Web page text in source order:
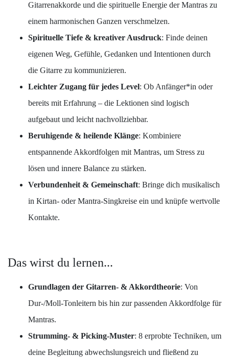
Gitarrenakkorde und die spirituelle Energie der Mantras zu
einem harmonischen Ganzen verschmelzen.
Spirituelle Tiefe & kreativer Ausdruck: Finde deinen
eigenen Weg, Gefühle, Gedanken und Intentionen durch
die Gitarre zu kommunizieren.
Leichter Zugang für jedes Level: Ob Anfänger*in oder
bereits mit Erfahrung – die Lektionen sind logisch
aufgebaut und leicht nachvollziehbar.
Beruhigende & heilende Klänge: Kombiniere
entspannende Akkordfolgen mit Mantras, um Stress zu
lösen und innere Balance zu stärken.
Verbundenheit & Gemeinschaft: Bringe dich musikalisch
in Kirtan- oder Mantra-Singkreise ein und knüpfe wertvolle
Kontakte.
Das wirst du lernen...
Grundlagen der Gitarren- & Akkordtheorie: Von
Dur-/Moll-Tonleitern bis hin zur passenden Akkordfolge für
Mantras.
Strumming- & Picking-Muster: 8 erprobte Techniken, um
deine Begleitung abwechslungsreich und fließend zu